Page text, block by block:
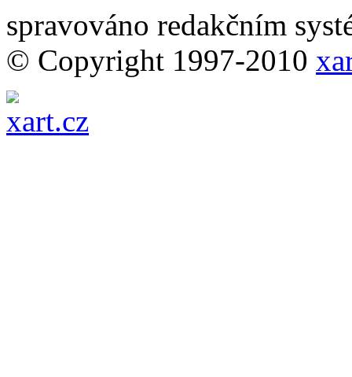
spravováno redakčním
© Copyright 1997-2010